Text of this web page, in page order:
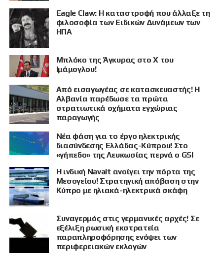
ΠΡΟΒΟΛΗ
Eagle Claw: Η καταστροφή που άλλαξε τη
φιλοσοφία των Ειδικών Δυνάμεων των
ΗΠΑ
Μπλόκο της Άγκυρας στο X του
Ιμάμογλου!
Από εισαγωγέας σε κατασκευαστής! Η
Αλβανία παρέδωσε τα πρώτα
στρατιωτικά οχήματα εγχώριας
παραγωγής
Νέα φάση για το έργο ηλεκτρικής
διασύνδεσης Ελλάδας-Κύπρου! Στο
«γήπεδο» της Λευκωσίας περνά ο GSI
Η ινδική Navalt ανοίγει την πόρτα της
Μεσογείου! Στρατηγική απόβαση στην
Κύπρο με ηλιακά-ηλεκτρικά σκάφη
Συναγερμός στις γερμανικές αρχές! Σε
εξέλιξη ρωσική εκστρατεία
παραπληροφόρησης ενόψει των
περιφερειακών εκλογών